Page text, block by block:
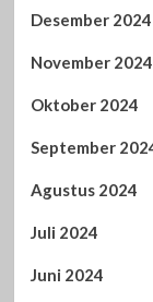
Desember 2024
November 2024
Oktober 2024
September
Agustus 2024
Juli 2024
Juni 2024